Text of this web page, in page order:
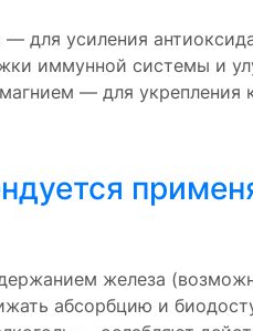
для усиления
иммунной системы и
— для укрепления
железа
абсорбцию и